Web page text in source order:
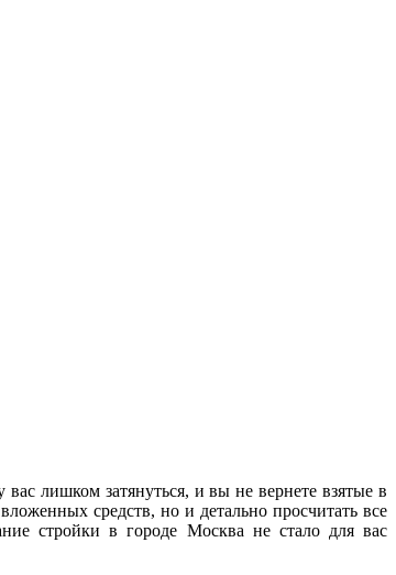
лишком затянуться, и вы не вернете взятые в
средств, но и детально просчитать все
стройки в городе Москва не стало для вас